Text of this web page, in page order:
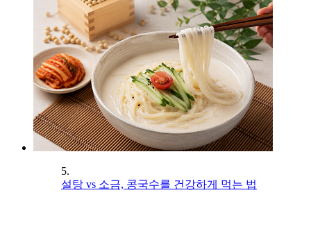
5.
설탕 vs 소금, 콩국수를 건강하게 먹는 법